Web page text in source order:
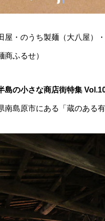
回 島原半島推し
き氷でつながる【
GACKT
屋・のうち製麺（大八屋）
商ふるせ）
島の小さな商店街特集
南島原市にある「蔵のある